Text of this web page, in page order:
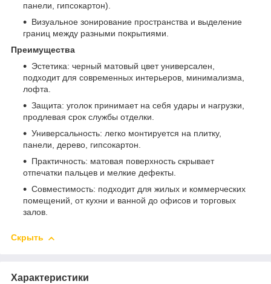
панели, гипсокартон).
Визуальное зонирование пространства и выделение
границ между разными покрытиями.
Преимущества
Эстетика: черный матовый цвет универсален,
подходит для современных интерьеров, минимализма,
лофта.
Защита: уголок принимает на себя удары и нагрузки,
продлевая срок службы отделки.
Универсальность: легко монтируется на плитку,
панели, дерево, гипсокартон.
Практичность: матовая поверхность скрывает
отпечатки пальцев и мелкие дефекты.
Совместимость: подходит для жилых и коммерческих
помещений, от кухни и ванной до офисов и торговых
залов.
Скрыть
Характеристики